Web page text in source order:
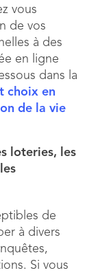
vous
de vos
à des
en ligne
dans la
choix en
de la vie
loteries, les
de
à divers
Si vous